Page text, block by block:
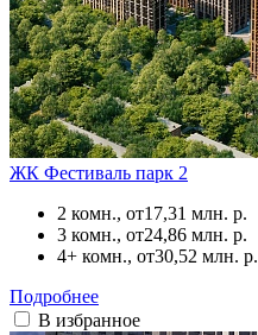
ЖК Фестиваль парк 2
2 комн., от17,31 млн. р.
3 комн., от24,86 млн. р.
4+ комн., от30,52 млн. р.
Подробнее
В избранное